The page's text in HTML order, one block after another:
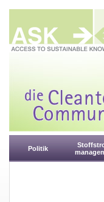
Politik